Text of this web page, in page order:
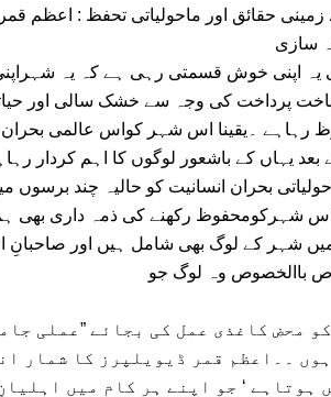
زمینی حقائق اور ماحولیاتی تحفظ : اعظم قمر
سازی
یہ اپنی خوش قسمتی رہی ہے کہ یہ
پرداخت کی وجہ سے خشک سالی اور
رہاہے ۔یقینا اس شہر کواس عالمی بحران
یہاں کے باشعور لوگوں کا اہم کردار
بحران انسانیت کو حالیہ چند برسوں
شہرکومحفوظ رکھنے کی ذمہ داری بھی ہم
شہر کے لوگ بھی شامل ہیں اور صاحبانِ
محض کاغذی عمل کی بجائے ”عملی
۔۔اعظم قمر ڈیویلپرز کا شمار
ہوتاہے ‘ جو اپنے ہر کام میں